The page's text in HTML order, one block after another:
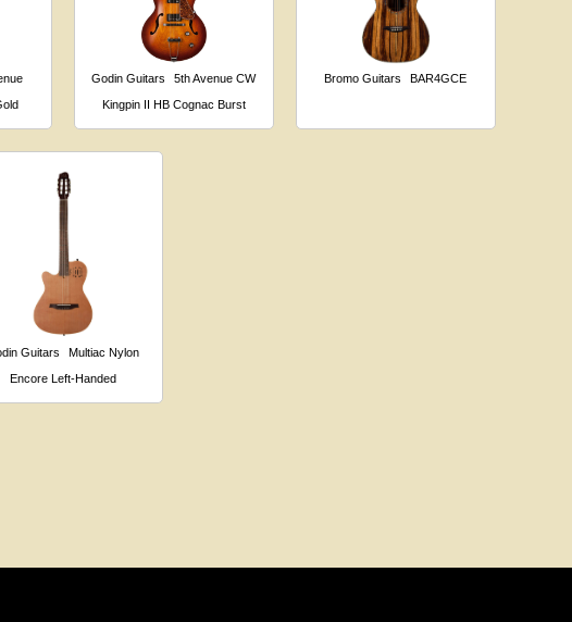
Godin Guitars
5th Avenue CW
Kingpin II HB Cognac Burst
Bromo Guitars BAR4GCE
Guitars
Multiac Nylon
Encore Left-Handed